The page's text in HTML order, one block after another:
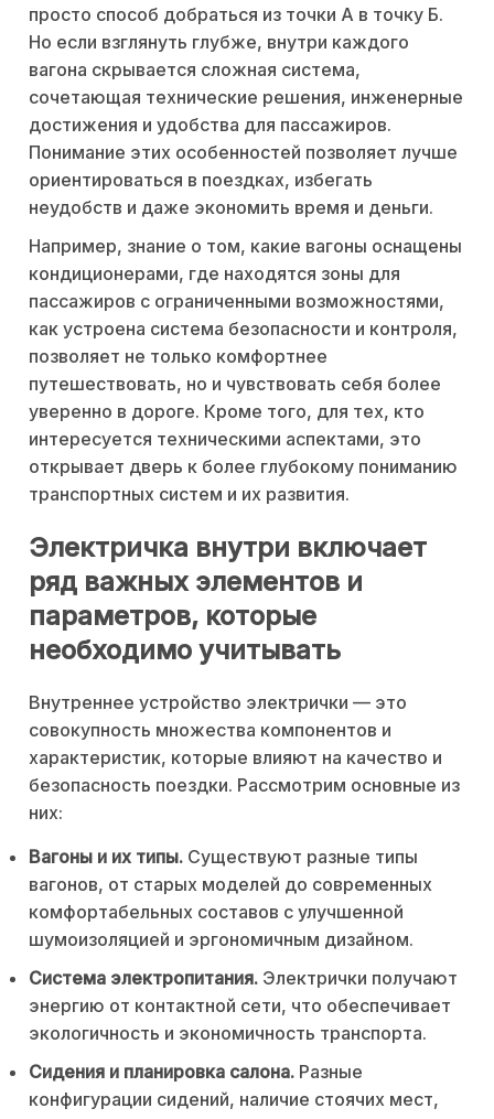
просто способ добраться из точки А в точку Б.
Но если взглянуть глубже, внутри каждого
вагона скрывается сложная система,
сочетающая технические решения, инженерные
достижения и удобства для пассажиров.
Понимание этих особенностей позволяет лучше
ориентироваться в поездках, избегать
неудобств и даже экономить время и деньги.
Например, знание о том, какие вагоны оснащены
кондиционерами, где находятся зоны для
пассажиров с ограниченными возможностями,
как устроена система безопасности и контроля,
позволяет не только комфортнее
путешествовать, но и чувствовать себя более
уверенно в дороге. Кроме того, для тех, кто
интересуется техническими аспектами, это
открывает дверь к более глубокому пониманию
транспортных систем и их развития.
Электричка внутри включает
ряд важных элементов и
параметров, которые
необходимо учитывать
Внутреннее устройство электрички — это
совокупность множества компонентов и
характеристик, которые влияют на качество и
безопасность поездки. Рассмотрим основные из
них:
Вагоны и их типы. Существуют разные типы
вагонов, от старых моделей до современных
комфортабельных составов с улучшенной
шумоизоляцией и эргономичным дизайном.
Система электропитания. Электрички получают
энергию от контактной сети, что обеспечивает
экологичность и экономичность транспорта.
Сидения и планировка салона. Разные
конфигурации сидений, наличие стоячих мест,